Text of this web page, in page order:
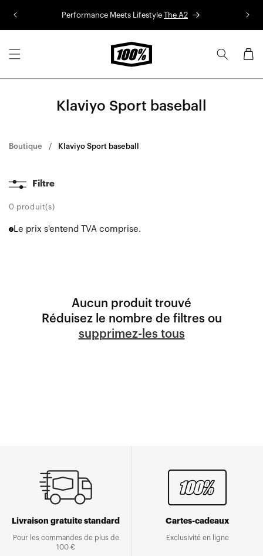
Performance Meets Lifestyle The A2
Panier
Klaviyo Sport baseball
Boutique Klaviyo Sport baseball
Filtre
0 produit(s)
Le prix s'entend TVA comprise.
Aucun produit trouvé
Réduisez le nombre de filtres ou
supprimez-les tous
Livraison gratuite standard
Pour les commandes de plus de
100 €
Cartes-cadeaux
Exclusivité en ligne